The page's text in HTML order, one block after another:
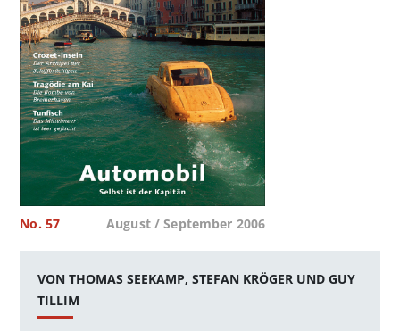
No. 57 August / September 2006
VON THOMAS SEEKAMP, STEFAN KRÖGER UND GUY
TILLIM